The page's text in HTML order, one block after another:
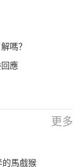
嗎？
應
更多
馬戲猴